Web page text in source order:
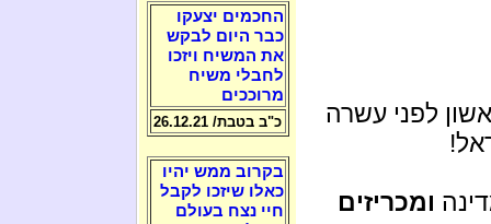
לפני עשרה
ומכריזים
החכמים יצעקו
כבר היום לבקש
את המשיח ויזכו
לחבלי משיח
מרוככים
כ"ב בטבת/ 26.12.21
בקרוב ממש יהיו
כאלו שיזכו לקבל
חיי נצח בעולם